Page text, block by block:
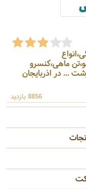
ماهی،کنسرو
... در اذربایجان
8856 بازدید